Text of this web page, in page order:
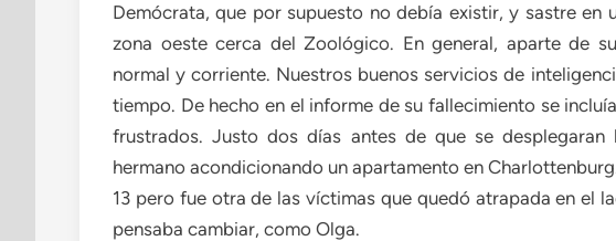
Demócrata, que por supuesto no debía existir, y sastre en
zona oeste cerca del Zoológico. En general, aparte de
normal y corriente. Nuestros buenos servicios de
tiempo. De hecho en el informe de su fallecimiento se
frustrados. Justo dos días antes de que se
hermano acondicionando un apartamento en
13 pero fue otra de las víctimas que quedó atrapada en el
pensaba cambiar, como Olga.